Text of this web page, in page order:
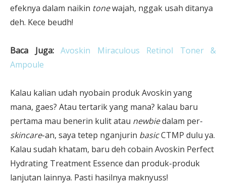
efeknya dalam naikin tonewajah, nggak usah ditanya
deh. Kece beudh!
Baca Juga: Avoskin Miraculous Retinol Toner &
Ampoule
Kalau kalian udah nyobain produk Avoskin yang
mana, gaes? Atau tertarik yang mana? kalau baru
pertama mau benerin kulit atau newbiedalam per-
skincare-an, saya tetep nganjurin basicCTMP dulu ya.
Kalau sudah khatam, baru deh cobain Avoskin Perfect
Hydrating Treatment Essence dan produk-produk
lanjutan lainnya. Pasti hasilnya maknyuss!